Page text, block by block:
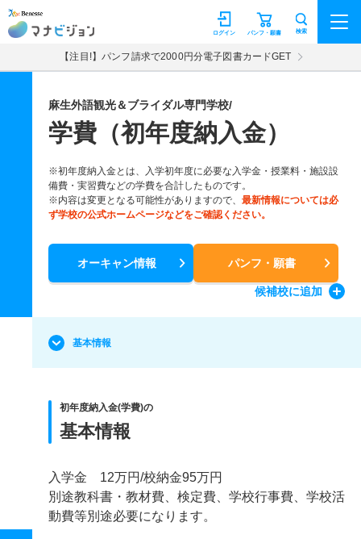
マナビジョン パンフ・願書
ログイン 検索
【注目!】パンフ請求で2000円分電子図書カードGET
麻生外語観光＆ブライダル専門学校/
学費（初年度納入金）
※初年度納入金とは、入学初年度に必要な入学金・授業料・施設設
備費・実習費などの学費を合計したものです。
※内容は変更となる可能性がありますので、 最新情報については必
ず学校の公式ホームページなどをご確認ください。
オーキャン情報 パンフ・願書
候補校に追加
基本情報
初年度納入金(学費)の
基本情報
入学金 12万円/校納金95万円
別途教科書・教材費、検定費、学校行事費、学校活
動費等別途必要になります。